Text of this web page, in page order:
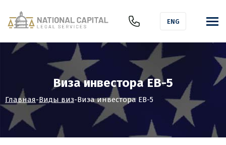
ENG
Виза инвестора EB-5
Главная-Виды виз-Виза инвестора EB-5